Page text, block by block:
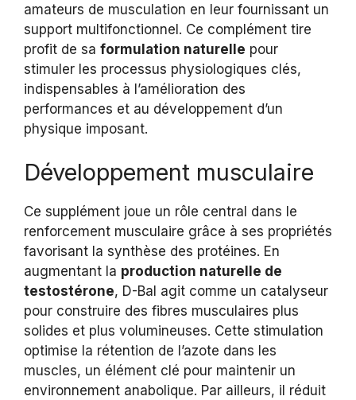
amateurs de musculation en leur fournissant un
support multifonctionnel. Ce complément tire
profit de sa formulation naturelle pour
stimuler les processus physiologiques clés,
indispensables à l’amélioration des
performances et au développement d’un
physique imposant.
Développement musculaire
Ce supplément joue un rôle central dans le
renforcement musculaire grâce à ses propriétés
favorisant la synthèse des protéines. En
augmentant la production naturelle de
testostérone, D-Bal agit comme un catalyseur
pour construire des fibres musculaires plus
solides et plus volumineuses. Cette stimulation
optimise la rétention de l’azote dans les
muscles, un élément clé pour maintenir un
environnement anabolique. Par ailleurs, il réduit